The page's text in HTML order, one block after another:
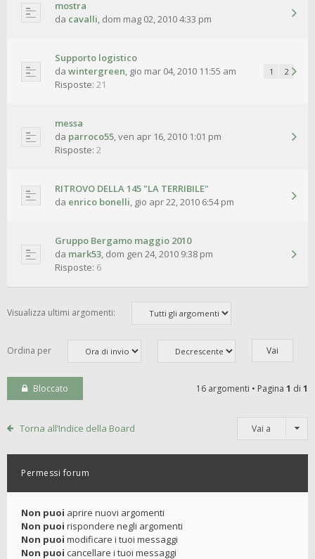
mostra
da cavalli, dom mag 02, 2010 4:33 pm
Supporto logistico
da wintergreen, gio mar 04, 2010 11:55 am 1 2
Risposte: 21
messa
da parroco55,ven apr 16, 2010 1:01 pm
Risposte: 2
RITROVO DELLA 145 "LA TERRIBILE"
da enrico bonelli, gio apr 22, 2010 6:54 pm
Gruppo Bergamo maggio 2010
da mark53, dom gen 24, 2010 9:38 pm
Risposte: 6
Visualizza ultimi argomenti:
Ordina per
Bloccato 16 argomenti • Pagina 1 di 1
Torna all’Indice della Board Vai a
Permessi forum
Non puoi aprire nuovi argomenti
Non puoi rispondere negli argomenti
Non puoi modificare i tuoi messaggi
Non puoi cancellare i tuoi messaggi